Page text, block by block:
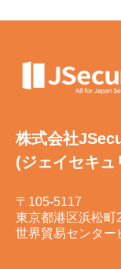
株式会社
(ジェイセキュ
〒105-5117
東京都港区浜松町
世界貿易センター